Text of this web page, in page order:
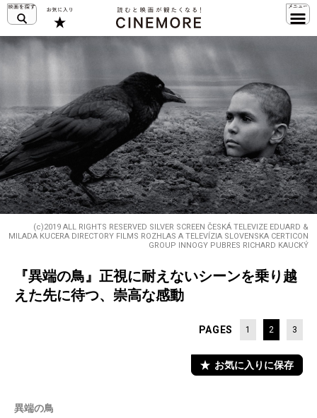
(c)2019 ALL RIGHTS RESERVED SILVER SCREEN ČESKÁ TELEVIZE EDUARD &
MILADA KUCERA DIRECTORY FILMS ROZHLAS A TELEVÍZIA SLOVENSKA CERTICON
GROUP INNOGY PUBRES RICHARD KAUCKÝ
『異端の鳥』正視に耐えないシーンを乗り越
えた先に待つ、崇高な感動
PAGES 1 2 3
お気に入りに保存
異端の鳥